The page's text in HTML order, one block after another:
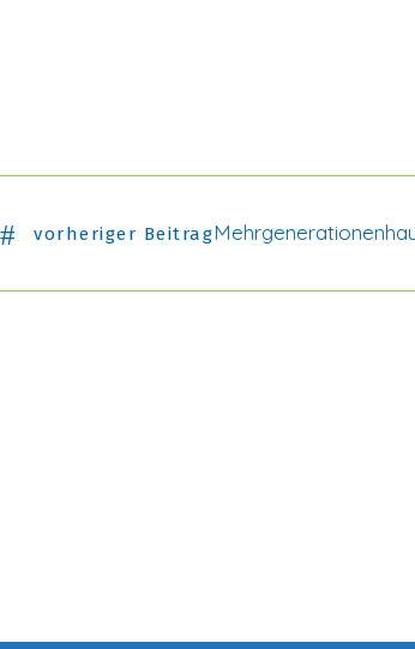
vorheriger Beitrag